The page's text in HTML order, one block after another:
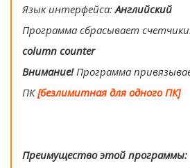
Язык интерфейса:Английский
Программа сбрасывает
column counter
Внимание!Программа
ПК[безлимитная для одного ПК]
Преимущество этой программы: